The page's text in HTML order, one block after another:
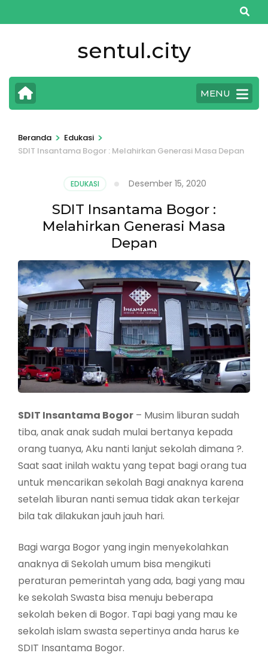
ke
Enter)
sentul.city
MENU
Beranda > Edukasi >
SDIT Insantama Bogor : Melahirkan Generasi Masa Depan
EDUKASI Desember 15, 2020
SDIT Insantama Bogor :
Melahirkan Generasi Masa
Depan
SDIT Insantama Bogor – Musim liburan sudah
tiba, anak anak sudah mulai bertanya kepada
orang tuanya, Aku nanti lanjut sekolah dimana ?.
Saat saat inilah waktu yang tepat bagi orang tua
untuk mencarikan sekolah Bagi anaknya karena
setelah liburan nanti semua tidak akan terkejar
bila tak dilakukan jauh jauh hari.
Bagi warga Bogor yang ingin menyekolahkan
anaknya di Sekolah umum bisa mengikuti
peraturan pemerintah yang ada, bagi yang mau
ke sekolah Swasta bisa menuju beberapa
sekolah beken di Bogor. Tapi bagi yang mau ke
sekolah islam swasta sepertinya anda harus ke
SDIT Insantama Bogor.